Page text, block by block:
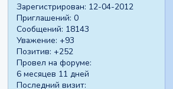
Зарегистрирован: 12-04-2012
Приглашений: 0
Сообщений: 18143
Уважение: +93
Позитив: +252
Провел на форуме:
6 месяцев 11 дней
Последний визит: